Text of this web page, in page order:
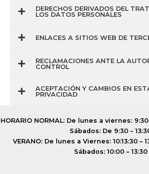
DERECHOS DERIVADOS DEL
LOS DATOS PERSONALES
ENLACES A SITIOS WEB DE
RECLAMACIONES ANTE LA
CONTROL
ACEPTACIÓN Y CAMBIOS EN
PRIVACIDAD
HORARIO NORMAL: De lunes a viernes:
Sábados: De 9:30 –
VERANO: De lunes a Viernes: 10:13:30 –
Sábados: 10:00 – 13:30